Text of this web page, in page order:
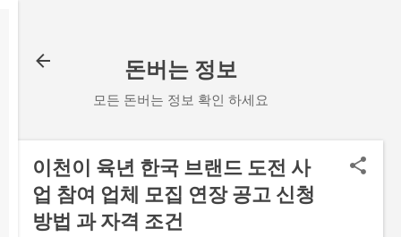
돈버는 정보
모든 돈버는 정보 확인 하세요
이천이 육년 한국 브랜드 도전 사
업 참여 업체 모집 연장 공고 신청
방법 과 자격 조건